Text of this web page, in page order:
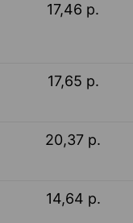
17,46 р.
17,65 р.
20,37 р.
14,64 р.